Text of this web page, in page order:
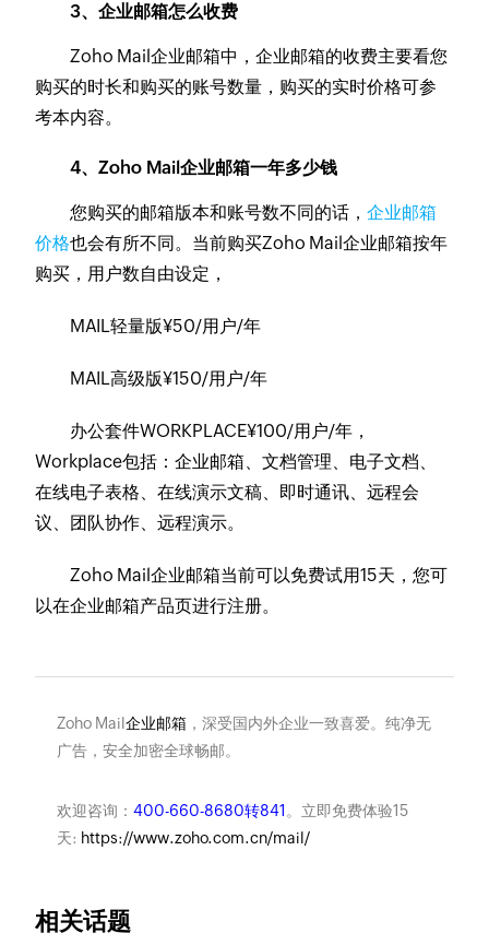
3、企业邮箱怎么收费
Zoho Mail企业邮箱中，企业邮箱的收费主要看您
购买的时长和购买的账号数量，购买的实时价格可参
考本内容。
4、Zoho Mail企业邮箱一年多少钱
您购买的邮箱版本和账号数不同的话，企业邮箱
价格也会有所不同。当前购买Zoho Mail企业邮箱按年
购买，用户数自由设定，
MAIL轻量版¥50/用户/年
MAIL高级版¥150/用户/年
办公套件WORKPLACE¥100/用户/年，
Workplace包括：企业邮箱、文档管理、电子文档、
在线电子表格、在线演示文稿、即时通讯、远程会
议、团队协作、远程演示。
Zoho Mail企业邮箱当前可以免费试用15天，您可
以在企业邮箱产品页进行注册。
Zoho Mail企业邮箱，深受国内外企业一致喜爱。纯净无
广告，安全加密全球畅邮。
欢迎咨询： 400-660-8680转841 。立即免费体验15
天: https://www.zoho.com.cn/mail/
相关话题